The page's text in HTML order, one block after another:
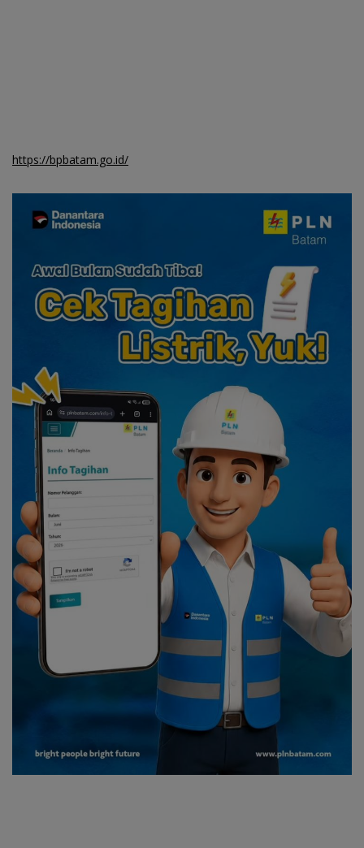
https://bpbatam.go.id/